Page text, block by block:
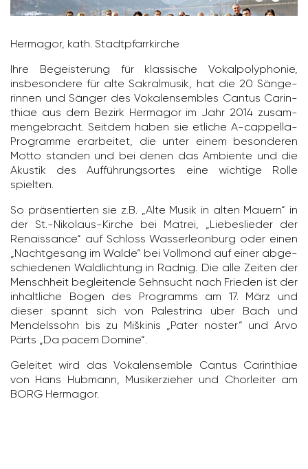
Hermagor, kath. Stadt­pfarr­kirche
Ihre Begeis­te­rung für klas­si­sche Vokal­po­ly­phonie,
insbe­son­dere für alte Sakral­musik, hat die 20 Sänge­
rinnen und Sänger des Vokal­ensem­bles Cantus Carin­
thiae aus dem Bezirk Hermagor im Jahr 2014 zusam­
men­ge­bracht. Seitdem haben sie etliche A-cappella-
Programme erar­beitet, die unter einem beson­deren
Motto standen und bei denen das Ambi­ente und die
Akustik des Auffüh­rungs­ortes eine wich­tige Rolle
spielten.
So präsen­tierten sie z.B. „Alte Musik in alten Mauern“ in
der St.-Niko­laus-Kirche bei Matrei, „Liebes­lieder der
Renais­sance“ auf Schloss Wasser­leon­burg oder einen
„Nacht­ge­sang im Walde“ bei Voll­mond auf einer abge­
schie­denen Wald­lich­tung in Radnig. Die alle Zeiten der
Mensch­heit beglei­tende Sehn­sucht nach Frieden ist der
inhalt­liche Bogen des Programms am 17. März und
dieser spannt sich von Pale­strina über Bach und
Mendels­sohn bis zu Miškinis „Pater noster“ und Arvo
Pärts „Da pacem Domine“.
Geleitet wird das Vokal­ensemble Cantus Carin­thiae
von Hans Hubmann, Musik­erzieher und Chor­leiter am
BORG Hermagor.